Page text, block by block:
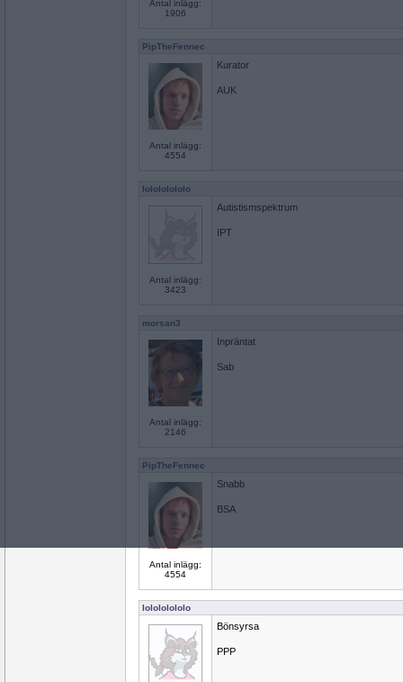
Antal inlägg:
1906
PipTheFennec
Antal inlägg:
4554
Kurator
AUK
lolololololo
Antal inlägg:
3423
Autistismspektrum
IPT
morsan3
Antal inlägg:
2146
Inpräntat
Sab
PipTheFennec
Antal inlägg:
4554
Snabb
BSA
lolololololo
Bönsyrsa
PPP